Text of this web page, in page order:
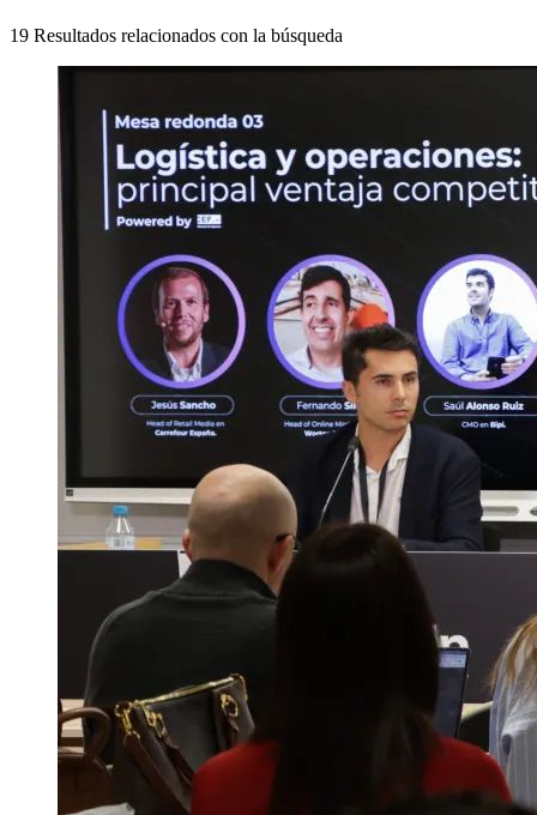
19 Resultados relacionados con la búsqueda